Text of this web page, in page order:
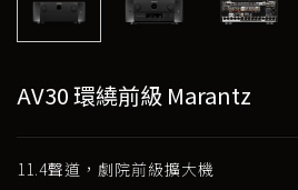
AV30 環繞前級 Marantz
11.4聲道，劇院前級擴大機